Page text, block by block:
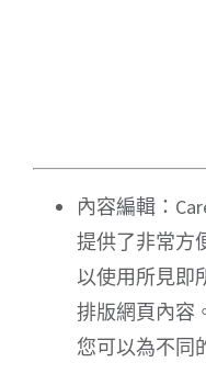
內容編輯：
提供了非常方
以使用所見即
排版網頁內容
您可以為不同